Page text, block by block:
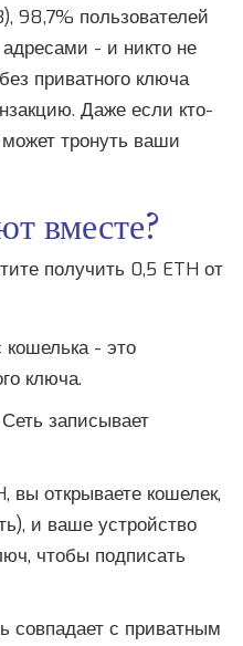
98,7% пользователей
- и никто не
приватного ключа
Даже если кто-
тронуть ваши
вместе?
получить 0,5 ETH от
- это
ключа.
записывает
вы открываете кошелек,
и ваше устройство
чтобы подписать
совпадает с приватным